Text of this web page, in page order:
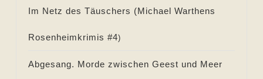
Im Netz des Täuschers (Michael Warthens
Rosenheimkrimis #4)
Abgesang. Morde zwischen Geest und Meer